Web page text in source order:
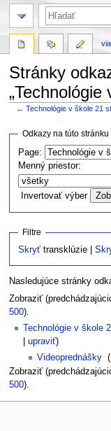
Stránky
„Technológie
←Technológie v škole 21
Skočit
navigaci
Skočit
vyhledávání
Odkazy na túto stránku
Page:
Menný priestor:
Invertovať výber
Filtre
Skryť transklúzie |
Nasledujúce stránky
Zobraziť
500).
Technológie v škole
upraviť)
Videoprednášky ‎(
Zobraziť
500).